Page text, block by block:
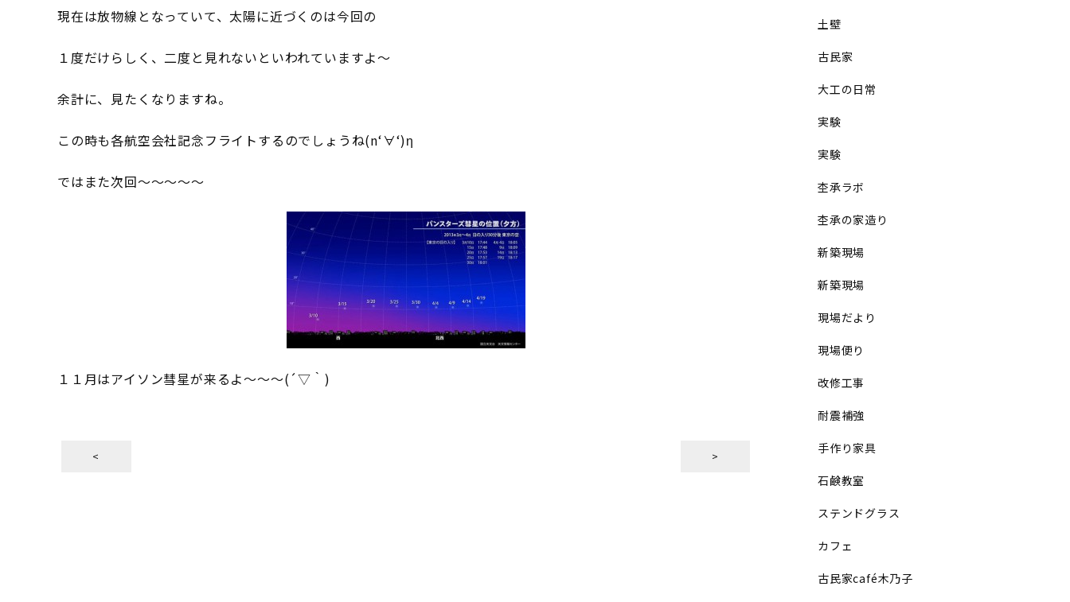
現在は放物線となっていて、太陽に近づくのは今回の
１度だけらしく、二度と見れないといわれていますよ～
余計に、見たくなりますね。
この時も各航空会社記念フライトするのでしょうね(n‘∀‘)η
ではまた次回～～～～～
１１月はアイソン彗星が来るよ～～～(´▽｀)
< >
土壁
古民家
大工の日常
実験
実験
杢承ラボ
杢承の家造り
新築現場
新築現場
現場だより
現場便り
改修工事
耐震補強
手作り家具
石鹸教室
ステンドグラス
カフェ
古民家café木乃子